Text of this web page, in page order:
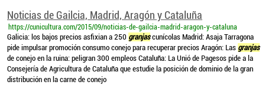
Noticias de Gailcia, Madrid, Aragón y Cataluña
https://cunicultura.com/2015/09/noticias-de-gailcia-madrid-aragon-y-cataluna
Galicia: los bajos precios asfixian a 250 granjascunícolas Madrid: Asaja Tarragona
pide impulsar promoción consumo conejo para recuperar precios Aragón: Las granjas
de conejo en la ruina: peligran 300 empleos Cataluña: La Unió de Pagesos pide a la
Consejería de Agricultura de Cataluña que estudie la posición de dominio de la gran
distribución en la carne de conejo